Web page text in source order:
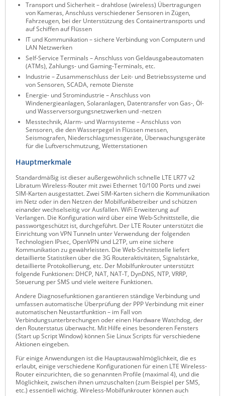
TEKTELIC
Teltonika
Unwired Networks
Vision
WATTECO
Westermo
Yuasa
ZPE Systems
News zu unseren Herstellern
Transport und Sicherheit – drahtlose (wireless) Übertragungen
von Kameras, Anschluss verschiedener Sensoren in Zügen,
Fahrzeugen, bei der Unterstützung des Containertransports und
auf Schiffen auf Flüssen
IT und Kommunikation – sichere Verbindung von Computern und
LAN Netzwerken
Self-Service Terminals – Anschluss von Geldausgabeautomaten
(ATMs), Zahlungs- und Gaming-Terminals, etc.
Industrie – Zusammenschluss der Leit- und Betriebssysteme und
von Sensoren, SCADA, remote Dienste
Energie- und Stromindustrie – Anschluss von
Windenergieanlagen, Solaranlagen, Datentransfer von Gas-, Öl-
und Wasserversorgungsnetzwerken und -netzen
Messtechnik, Alarm- und Warnsysteme – Anschluss von
Sensoren, die den Wasserpegel in Flüssen messen,
Seismografen, Niederschlagsmessgeräte, Überwachungsgeräte
für die Luftverschmutzung, Wetterstationen
Hauptmerkmale
Standardmäßig ist dieser außergewöhnlich schnelle LTE LR77 v2
Libratum Wireless-Router mit zwei Ethernet 10/100 Ports und zwei
SIM-Karten ausgestattet. Zwei SIM-Karten sichern die Kommunikation
im Netz oder in den Netzen der Mobilfunkbetreiber und schützen
einander wechselseitig vor Ausfällen. WiFi Erweiterung auf
Verlangen. Die Konfiguration wird über eine Web-Schnittstelle, die
passwortgeschützt ist, durchgeführt. Der LTE Router unterstützt die
Einrichtung von VPN Tunneln unter Verwendung der folgenden
Technologien IPsec, OpenVPN und L2TP, um eine sichere
Kommunikation zu gewährleisten. Die Web-Schnittstelle liefert
detaillierte Statistiken über die 3G Routeraktivitäten, Signalstärke,
detaillierte Protokollierung, etc. Der Mobilfunkrouter unterstützt
folgende Funktionen: DHCP, NAT, NAT-T, DynDNS, NTP, VRRP,
Steuerung per SMS und viele weitere Funktionen.
Andere Diagnosefunktionen garantieren ständige Verbindung und
umfassen automatische Überprüfung der PPP Verbindung mit einer
automatischen Neustartfunktion – im Fall von
Verbindungsunterbrechungen oder einen Hardware Watchdog, der
den Routerstatus überwacht. Mit Hilfe eines besonderen Fensters
(Start up Script Window) können Sie Linux Scripts für verschiedene
Aktionen eingeben.
Für einige Anwendungen ist die Hauptauswahlmöglichkeit, die es
erlaubt, einige verschiedene Konfigurationen für einen LTE Wireless-
Router einzurichten, die so genannten Profile (maximal 4), und die
Möglichkeit, zwischen ihnen umzuschalten (zum Beispiel per SMS,
etc.) essentiell wichtig. Wireless-Mobilfunkrouter können auch